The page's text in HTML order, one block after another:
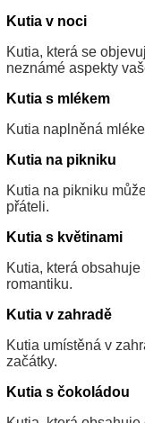
Kutia v noci
Kutia, která se
neznámé aspekty
Kutia s mlékem
Kutia naplněná
Kutia na pikniku
Kutia na pikniku
přáteli.
Kutia s květinami
Kutia, která
romantiku.
Kutia v zahradě
Kutia umístěná v
začátky.
Kutia s čokoládou